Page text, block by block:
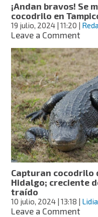
¡Andan bravos! Se
cocodrilo en
19 julio, 2024 | 11:20 |
Leave a Commenton
Se
a
y
lo
en
Capturan cocodrilo
Hidalgo; creciente
traído
10 julio, 2024 | 13:18 |
Leave a Commenton